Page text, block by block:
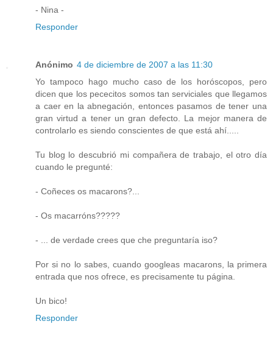
- Nina -
Responder
Anónimo 4 de diciembre de 2007 a las 11:30
Yo tampoco hago mucho caso de los horóscopos, pero
dicen que los pececitos somos tan serviciales que llegamos
a caer en la abnegación, entonces pasamos de tener una
gran virtud a tener un gran defecto. La mejor manera de
controlarlo es siendo conscientes de que está ahí.....
Tu blog lo descubrió mi compañera de trabajo, el otro día
cuando le pregunté:
- Coñeces os macarons?...
- Os macarróns?????
- ... de verdade crees que che preguntaría iso?
Por si no lo sabes, cuando googleas macarons, la primera
entrada que nos ofrece, es precisamente tu página.
Un bico!
Responder